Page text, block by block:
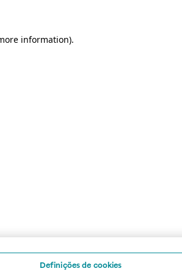
information).
Definições de cookies